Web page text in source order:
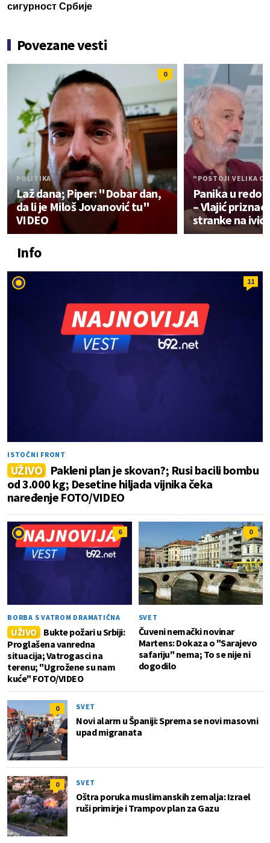
сигурност Србије
Povezane vesti
0
POLITIKA
Laž dana; Piper: "Dobar dan,
da li je Miloš Jovanović tu"
VIDEO
"POSTOJI VELIKA
Panika u
– Vlajić priznao
stranke na
Info
11
ISTOČNI FRONT
UŽIVO Pakleni plan je skovan?; Rusi bacili bombu
od 3.000 kg; Desetine hiljada vijnika čeka
naređenje FOTO/VIDEO
6
BORBA S VATROM DRAMATIČNA
UŽIVO
Bukte požari u Srbiji:
Proglašena vanredna
situacija; Vatrogasci na
terenu; "Ugrožene su nam
kuće" FOTO/VIDEO
0
SVET
Čuveni nemački novinar
Martens: Dokaza o "Sarajevo
safariju" nema; To se nije ni
dogodilo
0 SVET
Novi alarm u Španiji: Sprema se novi masovni
upad migranata
0 SVET
Oštra poruka muslimanskih zemalja: Izrael
ruši primirje i Trampov plan za Gazu